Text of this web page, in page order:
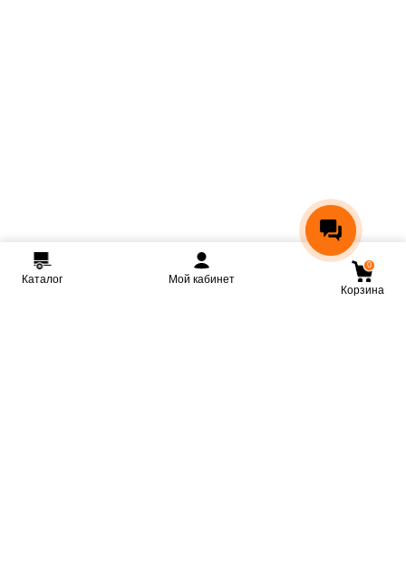
Каталог Мой кабинет
0
Корзина